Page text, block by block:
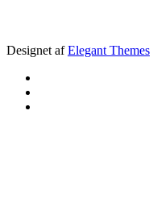
Designet afElegant Themes